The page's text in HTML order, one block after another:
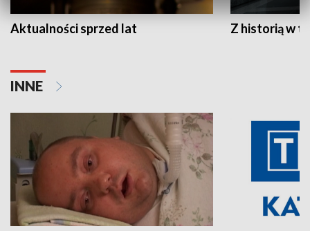
Aktualności sprzed lat Z historią w
INNE